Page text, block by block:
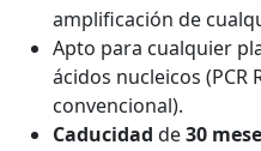
amplificación de
Apto para cualquier
ácidos nucleicos (PCR
convencional).
Caducidad de30